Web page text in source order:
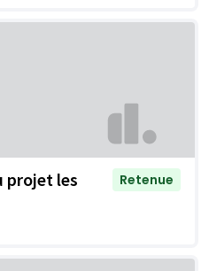
projet les
Retenue